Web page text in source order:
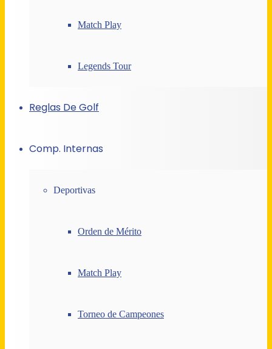
Match Play
Legends Tour
Reglas De Golf
Comp. Internas
Deportivas
Orden de Mérito
Match Play
Torneo de Campeones